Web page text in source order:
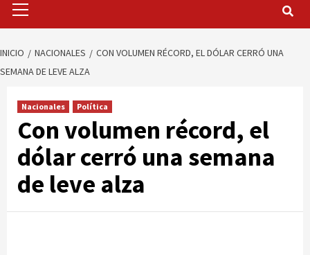
primario
INICIO NACIONALES
CON VOLUMEN RÉCORD, EL DÓLAR CERRÓ UNA
SEMANA DE LEVE ALZA
Nacionales Política
Con volumen récord, el
dólar cerró una semana
de leve alza